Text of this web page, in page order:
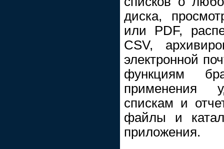
диска,
или PDF,
CSV,
электронной
функциям
применения
спискам и
файлы и
приложения.